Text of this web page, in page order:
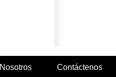
Nosotros Contáctenos